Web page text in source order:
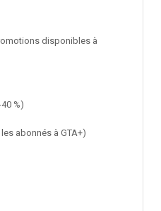
disponibles à
%)
abonnés à GTA+)